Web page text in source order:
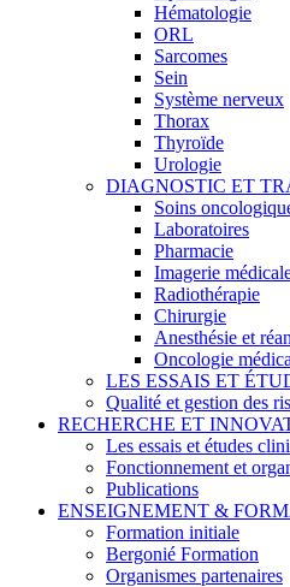
Hématologie
ORL
Sarcomes
Sein
Système nerveux
Thorax
Thyroïde
Urologie
DIAGNOSTIC ET
Soins
Laboratoires
Pharmacie
Imagerie
Radiothérapie
Chirurgie
Anesthésie et
Oncologie
LES ESSAIS ET
Qualité et gestion des
RECHERCHE ET
Les essais et études
Fonctionnement et
Publications
ENSEIGNEMENT &
Formation initiale
Bergonié Formation
Organismes partenaires